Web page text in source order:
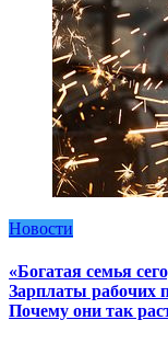
Новости
«Богатая семья
Зарплаты рабочих
Почему они так